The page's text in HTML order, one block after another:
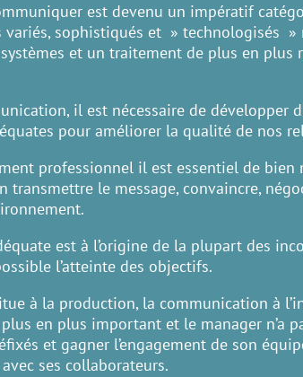
est devenu un impératif
variés, sophistiqués et » technologisés
et un traitement de plus en plus
il est nécessaire de développer
pour améliorer la qualité de nos
professionnel il est essentiel de
le message, convaincre,
est à l’origine de la plupart des
l’atteinte des objectifs.
à la production, la communication à
en plus important et le manager n’a
et gagner l’engagement de son
ses collaborateurs.